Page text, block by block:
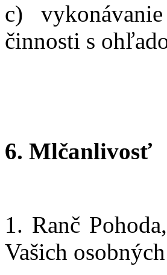
c)
činnosti s
6. Mlčanlivosť
1. Ranč
Vašich